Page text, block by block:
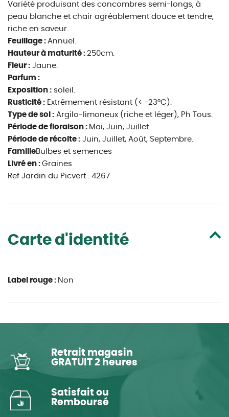
Variété produisant des concombres semi-longs, à
peau blanche et chair agréablement douce et tendre,
riche en saveur.
Feuillage : Annuel.
Hauteur à maturité : 250cm.
Fleur : Jaune.
Parfum : .
Exposition : soleil.
Rusticité : Extrêmement résistant (< -23°C).
Type de sol : Argilo-limoneux (riche et léger), Ph Tous.
Période de floraison : Mai, Juin, Juillet.
Période de récolte : Juin, Juillet, Août, Septembre.
FamilleBulbes et semences
Livré en : Graines
Ref Jardin du Picvert : 4267
Carte d'identité
Label rouge : Non
Retrait magasin
GRATUIT 2 heures
Satisfait ou
Remboursé